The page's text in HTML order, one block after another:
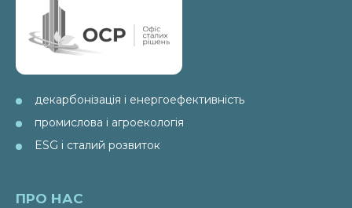
декарбонізація і енергоефективність
промислова і агроекологія
ESG і сталий розвиток
ПРО НАС